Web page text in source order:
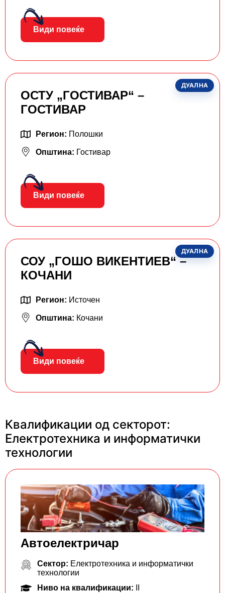
Види повеќе
ДУАЛНА
ОСТУ „ГОСТИВАР“ –
ГОСТИВАР
Регион: Полошки
Општина: Гостивар
Види повеќе
ДУАЛНА
СОУ „ГОШО ВИКЕНТИЕВ“ –
КОЧАНИ
Регион: Источен
Општина: Кочани
Види повеќе
Квалификации од секторот:
Електротехника и информатички
технологии
Aвтоелектричар
Сектор: Електротехника и информатички
технологии
Ниво на квалификации: